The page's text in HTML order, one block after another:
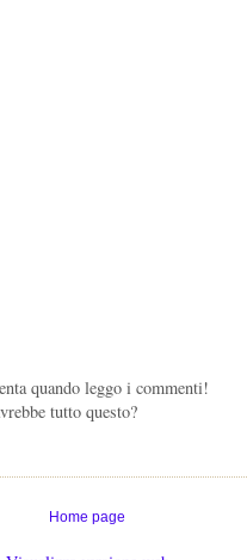
quando leggo i commenti!
tutto questo?
Home page